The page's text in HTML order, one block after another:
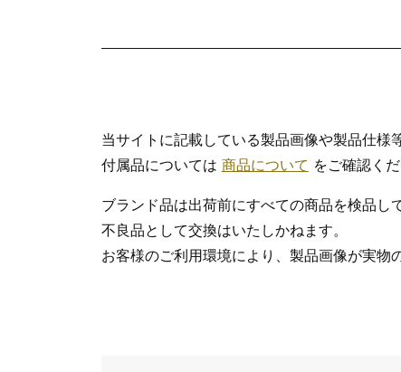
当サイトに記載している製品画像や製品仕様
付属品については 商品について をご確認くだ
ブランド品は出荷前にすべての商品を検品し
不良品として交換はいたしかねます。
お客様のご利用環境により、製品画像が実物